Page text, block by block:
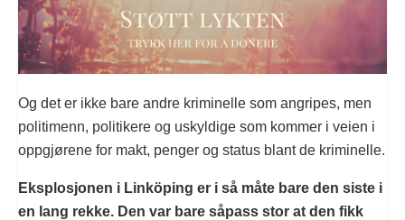
Og det er ikke bare andre kriminelle som angripes, men
politimenn, politikere og uskyldige som kommer i veien i
oppgjørene for makt, penger og status blant de kriminelle.
Eksplosjonen i Linköping er i så måte bare den siste i
en lang rekke. Den var bare såpass stor at den fikk